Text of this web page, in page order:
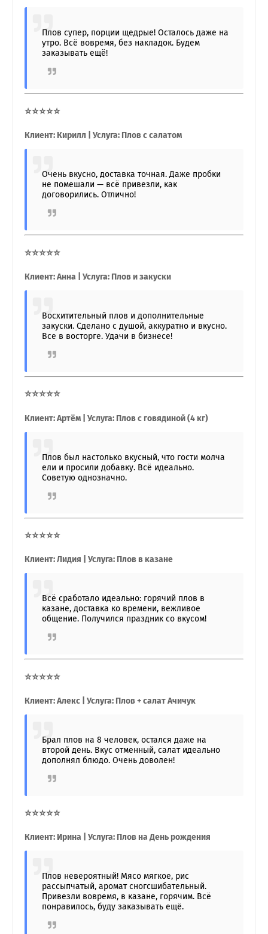
Плов супер, порции щедрые! Осталось даже на
утро. Всё вовремя, без накладок. Будем
заказывать ещё!
⭐⭐⭐⭐⭐
Клиент: Кирилл | Услуга: Плов с салатом
Очень вкусно, доставка точная. Даже пробки
не помешали — всё привезли, как
договорились. Отлично!
⭐⭐⭐⭐⭐
Клиент: Анна | Услуга: Плов и закуски
Восхитительный плов и дополнительные
закуски. Сделано с душой, аккуратно и вкусно.
Все в восторге. Удачи в бизнесе!
⭐⭐⭐⭐⭐
Клиент: Артём | Услуга: Плов с говядиной (4 кг)
Плов был настолько вкусный, что гости молча
ели и просили добавку. Всё идеально.
Советую однозначно.
⭐⭐⭐⭐⭐
Клиент: Лидия | Услуга: Плов в казане
Всё сработало идеально: горячий плов в
казане, доставка ко времени, вежливое
общение. Получился праздник со вкусом!
⭐⭐⭐⭐⭐
Клиент: Алекс | Услуга: Плов + салат Ачичук
Брал плов на 8 человек, остался даже на
второй день. Вкус отменный, салат идеально
дополнял блюдо. Очень доволен!
⭐⭐⭐⭐⭐
Клиент: Ирина | Услуга: Плов на День рождения
Плов невероятный! Мясо мягкое, рис
рассыпчатый, аромат сногсшибательный.
Привезли вовремя, в казане, горячим. Всё
понравилось, буду заказывать ещё.